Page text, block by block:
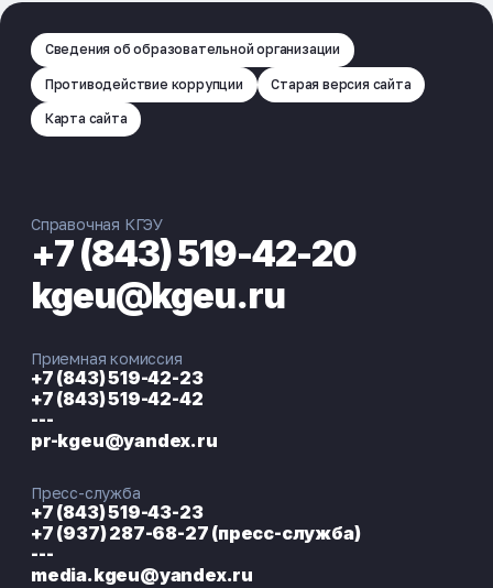
Сведения об образовательной организации
Противодействие коррупции Старая версия сайта
Карта сайта
Справочная КГЭУ
+7 (843) 519-42-20
kgeu@kgeu.ru
Приемная комиссия
+7 (843) 519-42-23
+7 (843) 519-42-42
---
pr-kgeu@yandex.ru
Пресс-служба
+7 (843) 519-43-23
+7 (937) 287-68-27 (пресс-служба)
---
media.kgeu@yandex.ru